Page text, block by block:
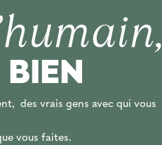
des vrais gens avec qui vous
vous faites.